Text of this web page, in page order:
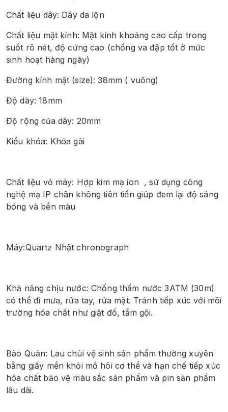
Chất liệu dây: Dây da lộn
Chất liệu mặt kính: Mặt kính khoáng cao cấp trong
suốt rõ nét, độ cứng cao (chống va đập tốt ở mức
sinh hoạt hàng ngày)
Đường kính mặt (size): 38mm ( vuông)
Độ dày: 18mm
Độ rộng của dây: 20mm
Kiểu khóa: Khóa gài
Chất liệu vỏ máy: Hợp kim mạ ion  , sử dụng công
nghệ mạ IP chân không tiên tiến giúp đem lại độ sáng
bóng và bền màu
Máy:Quartz Nhật chronograph
Khả năng chịu nước: Chống thấm nước 3ATM (30m)
có thể đi mưa, rửa tay, rửa mặt. Tránh tiếp xúc với môi
trường hóa chất như giặt đồ, tắm gội.
Bảo Quản: Lau chùi vệ sinh sản phẩm thường xuyên
bằng giấy mền khỏi mồ hôi cơ thể và hạn chế tiếp xúc
hóa chất bảo vệ màu sắc sản phẩm và pin sản phẩm
lâu dài.